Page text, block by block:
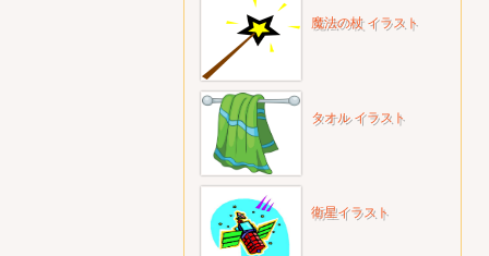
魔法の杖 イラスト
タオル イラスト
衛星イラスト